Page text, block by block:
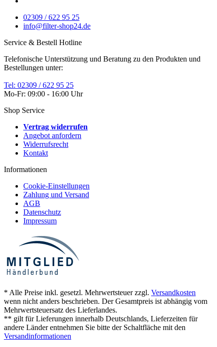
02309 / 622 95 25
info@filter-shop24.de
Service & Bestell Hotline
Telefonische Unterstützung und Beratung zu den Produkten und
Bestellungen unter:
Tel: 02309 / 622 95 25
Mo-Fr: 09:00 - 16:00 Uhr
Shop Service
Vertrag widerrufen
Angebot anfordern
Widerrufsrecht
Kontakt
Informationen
Cookie-Einstellungen
Zahlung und Versand
AGB
Datenschutz
Impressum
* Alle Preise inkl. gesetzl. Mehrwertsteuer zzgl. Versandkosten
wenn nicht anders beschrieben. Der Gesamtpreis ist abhängig vom
Mehrwertsteuersatz des Lieferlandes.
** gilt für Lieferungen innerhalb Deutschlands, Lieferzeiten für
andere Länder entnehmen Sie bitte der Schaltfläche mit den
Versandinformationen